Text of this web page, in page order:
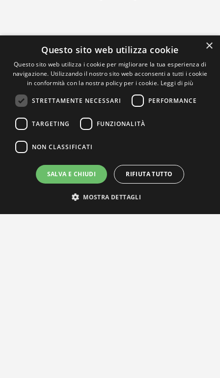
×
Questo sito web utilizza cookie
Questo sito web utilizza i cookie per migliorare la tua esperienza di
navigazione. Utilizzando il nostro sito web acconsenti a tutti i cookie
in conformità con la nostra policy per i cookie. Leggi di più
STRETTAMENTE NECESSARI PERFORMANCE
TARGETING FUNZIONALITÀ
NON CLASSIFICATI
SALVA E CHIUDI RIFIUTA TUTTO
MOSTRA DETTAGLI